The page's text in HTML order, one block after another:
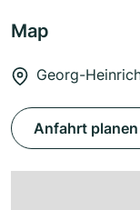
Map
Georg-
Anfahrt planen